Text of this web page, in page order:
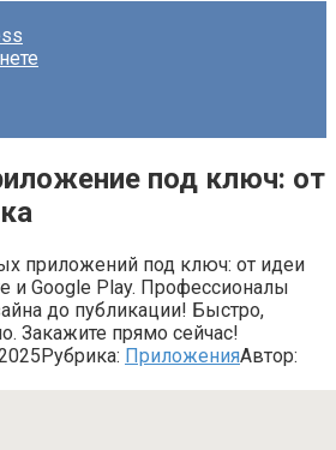
под ключ: от
приложений под ключ: от идеи
и Google Play. Профессионалы
до публикации! Быстро,
Закажите прямо сейчас!
Рубрика: ПриложенияАвтор: